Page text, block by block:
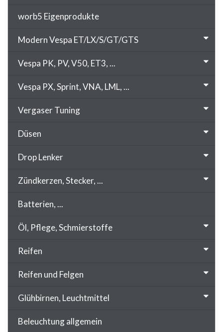
worb5 Eigenprodukte
Modern Vespa ET/LX/S/GT/GTS
Vespa PK, PV, V50, ET3, ...
Vespa PX, Sprint, VNA, LML, ...
Vergaser Tuning
Düsen
Drop Lenker
Zündkerzen, Stecker, ...
Batterien, ...
Öl, Pflege, Schmierstoffe
Reifen
Reifen und Felgen
Glühbirnen, Leuchtmittel
Beleuchtung allgemein